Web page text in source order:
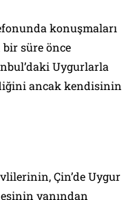
konuşmaları
süre önce
Uygurlarla
ancak kendisinin
Çin’de Uygur
yanından